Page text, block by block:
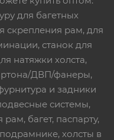
для багетных
скрепления рам, для
станок для
натяжки холста,
ДВП/фанеры,
и задники
системы,
багет, паспарту,
холсты в